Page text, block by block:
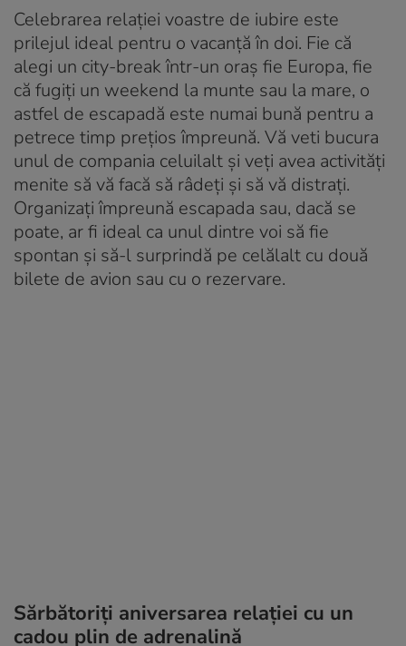
Celebrarea relației voastre de iubire este
prilejul ideal pentru o vacanță în doi. Fie că
alegi un city-break într-un oraș fie Europa, fie
că fugiți un weekend la munte sau la mare, o
astfel de escapadă este numai bună pentru a
petrece timp prețios împreună. Vă veti bucura
unul de compania celuilalt și veți avea activități
menite să vă facă să râdeți și să vă distrați.
Organizați împreună escapada sau, dacă se
poate, ar fi ideal ca unul dintre voi să fie
spontan și să-l surprindă pe celălalt cu două
bilete de avion sau cu o rezervare.
Sărbătoriți aniversarea relației cu un
cadou plin de adrenalină